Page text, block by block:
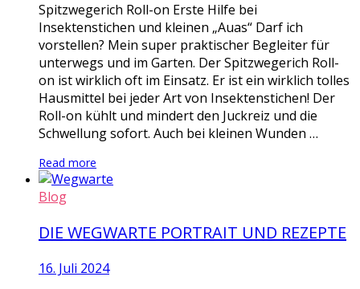
Spitzwegerich Roll-on Erste Hilfe bei
Insektenstichen und kleinen „Auas“ Darf ich
vorstellen? Mein super praktischer Begleiter für
unterwegs und im Garten. Der Spitzwegerich Roll-
on ist wirklich oft im Einsatz. Er ist ein wirklich tolles
Hausmittel bei jeder Art von Insektenstichen! Der
Roll-on kühlt und mindert den Juckreiz und die
Schwellung sofort. Auch bei kleinen Wunden …
Read more
Blog
DIE WEGWARTE PORTRAIT UND REZEPTE
16. Juli 2024